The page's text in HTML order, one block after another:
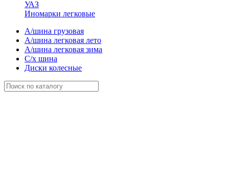
УАЗ
Иномарки легковые
А/шина грузовая
А/шина легковая лето
А/шина легковая зима
С/х шина
Диски колесные